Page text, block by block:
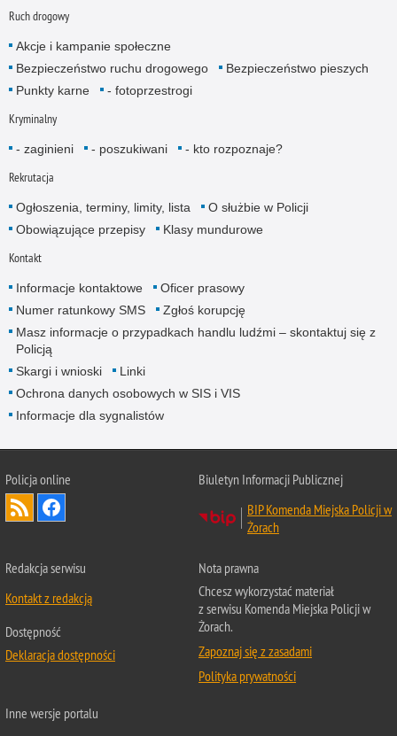
Ruch drogowy
Akcje i kampanie społeczne
Bezpieczeństwo ruchu drogowego
Bezpieczeństwo pieszych
Punkty karne
- fotoprzestrogi
Kryminalny
- zaginieni - poszukiwani - kto rozpoznaje?
Rekrutacja
Ogłoszenia, terminy, limity, lista
O służbie w Policji
Obowiązujące przepisy
Klasy mundurowe
Kontakt
Informacje kontaktowe
Oficer prasowy
Numer ratunkowy SMS
Zgłoś korupcję
Masz informacje o przypadkach handlu ludźmi – skontaktuj się z
Policją
Skargi i wnioski
Linki
Ochrona danych osobowych w SIS i VIS
Informacje dla sygnalistów
Policja online
Biuletyn Informacji Publicznej
BIP Komenda Miejska Policji w
Żorach
Redakcja serwisu
Kontakt z redakcją
Dostępność
Deklaracja dostępności
Nota prawna
Chcesz wykorzystać materiał
z serwisu Komenda Miejska Policji w
Żorach.
Zapoznaj się z zasadami
Polityka prywatności
Inne wersje portalu